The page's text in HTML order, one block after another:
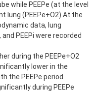
while PEEPe (at the level
lung (PEEPe+O2).At the
data, lung
PEEPi were recorded
during the PEEPe+O2
lower in the
the PEEPe period
during PEEPe